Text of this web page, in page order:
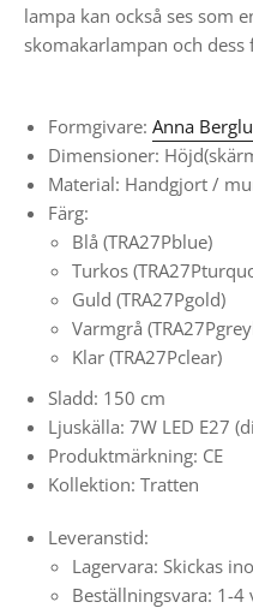
lampa kan också ses som
skomakarlampan och
Formgivare: Anna
Dimensioner:
Material: Handgjort /
Färg:
Blå (TRA27Pblue)
Turkos
Guld (TRA27Pgold)
Varmgrå
Klar (TRA27Pclear)
Sladd: 150 cm
Ljuskälla: 7W LED E27
Produktmärkning: CE
Kollektion: Tratten
Leveranstid:
Lagervara: Skickas
Beställningsvara: 1-4